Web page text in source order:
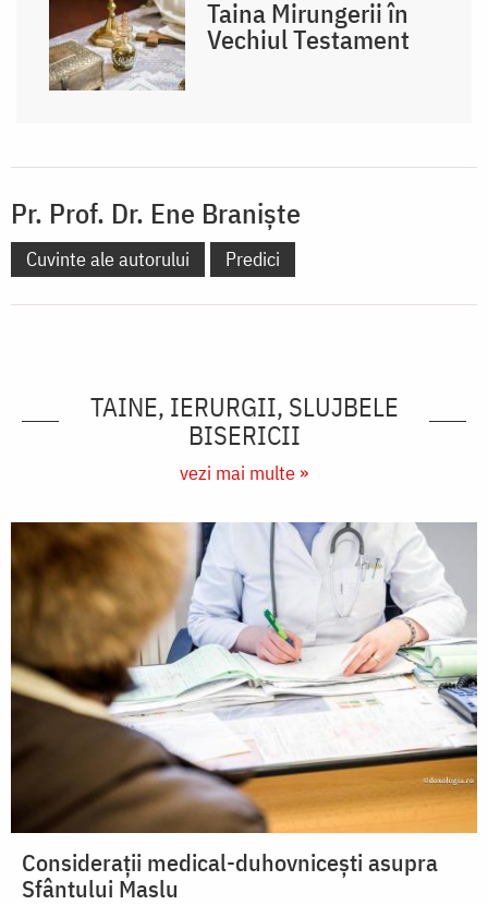
Taina Mirungerii în
Vechiul Testament
Pr. Prof. Dr. Ene Braniște
Cuvinte ale autorului Predici
TAINE, IERURGII, SLUJBELE
BISERICII
vezi mai multe »
Considerații medical-duhovnicești asupra
Sfântului Maslu